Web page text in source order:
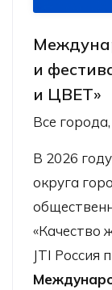
и
и ЦВЕТ»
Все
В 2026
округа
«Качество
JTI Россия